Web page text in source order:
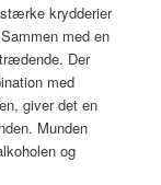
krydderier
med en
Der
med
giver det en
Munden
og